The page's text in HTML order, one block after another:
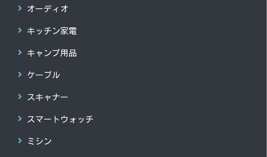
オーディオ
キッチン家電
キャンプ用品
ケーブル
スキャナー
スマートウォッチ
ミシン